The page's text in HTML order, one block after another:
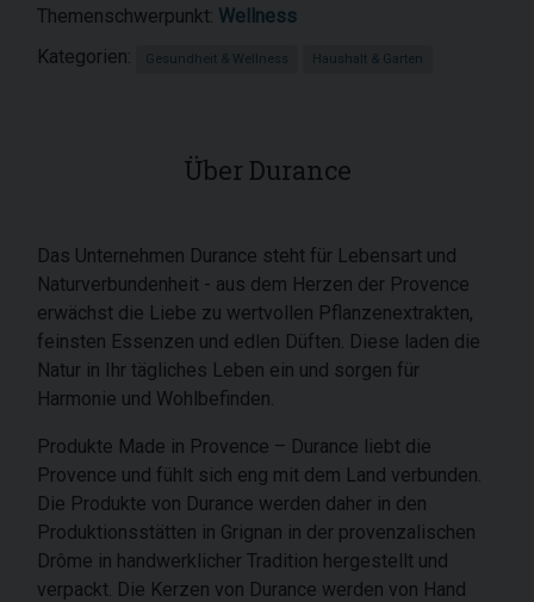
Themenschwerpunkt: Wellness
Kategorien:
Gesundheit & Wellness Haushalt & Garten
Über Durance
Das Unternehmen Durance steht für Lebensart und
Naturverbundenheit - aus dem Herzen der Provence
erwächst die Liebe zu wertvollen Pflanzenextrakten,
feinsten Essenzen und edlen Düften. Diese laden die
Natur in Ihr tägliches Leben ein und sorgen für
Harmonie und Wohlbefinden.
Produkte Made in Provence – Durance liebt die
Provence und fühlt sich eng mit dem Land verbunden.
Die Produkte von Durance werden daher in den
Produktionsstätten in Grignan in der provenzalischen
Drôme in handwerklicher Tradition hergestellt und
verpackt. Die Kerzen von Durance werden von Hand